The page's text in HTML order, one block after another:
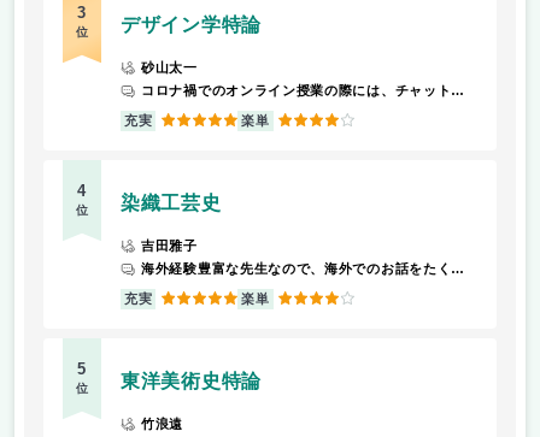
3
位 デザイン学特論
砂山太一
コロナ禍でのオンライン授業の際には、チャットのコメント数で出席確認をしたり、単位の成績を決めるという特殊な評価方法でした。ゲスト講義を積極的にしてくださるので、受けて損はないと思います！
充実 5 楽単 4
4
位 染織工芸史
吉田雅子
海外経験豊富な先生なので、海外でのお話をたくさん聴ける。
充実 5 楽単 4
5
位 東洋美術史特論
竹浪遠